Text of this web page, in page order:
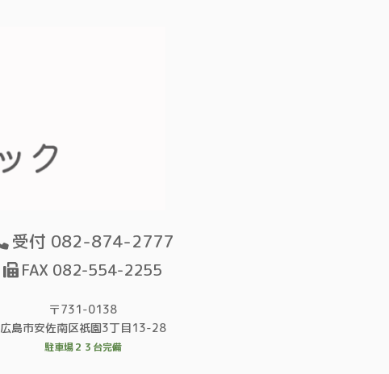
受付 082-874-2777
FAX 082-554-2255
〒731-0138
広島市安佐南区祇園3丁目13-28
駐車場２３台完備